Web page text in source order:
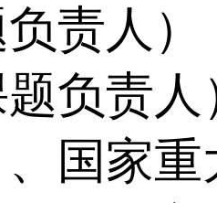
负责人
负责
国家